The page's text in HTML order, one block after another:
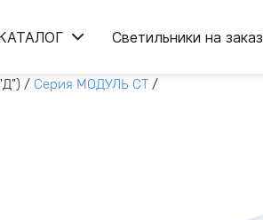
Светильники на заказ
/ Серия МОДУЛЬ СТ /